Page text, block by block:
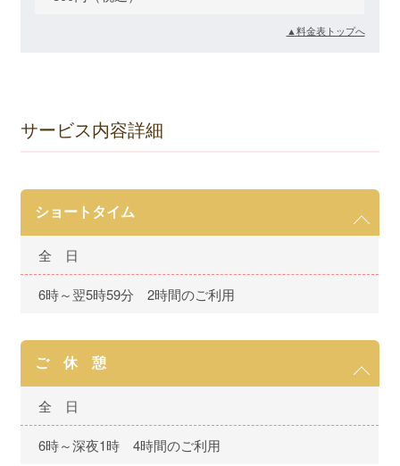
▲料金表トップへ
サービス内容詳細
ショートタイム
全 日
6時～翌5時59分 2時間のご利用
ご 休 憩
全 日
6時～深夜1時 4時間のご利用